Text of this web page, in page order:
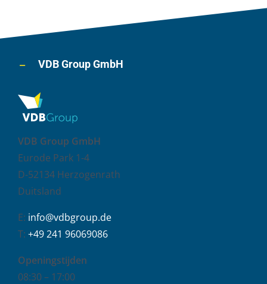
VDB Group GmbH
VDB Group GmbH
Eurode Park 1-4
D-52134 Herzogenrath
Duitsland
E: info@vdbgroup.de
T: +49 241 96069086
Openingstijden
08:30 – 17:00